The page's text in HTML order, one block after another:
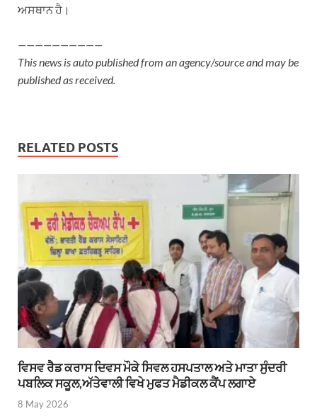
ਅਸਥਾਨ ਹੈ।
——————————
This news is auto published from an agency/source and may be
published as received.
RELATED POSTS
ਵਿਸਵ ਰੈਡ ਕਰਾਸ ਦਿਵਸ ਮੌਕੇ ਸਿਵਲ ਹਸਪਤਾਲ ਅਤੇ ਮਾਤਾ ਸੁੰਦਰੀ
ਪਬਲਿਕ ਸਕੂਲ,ਅੱਤੇਵਾਲੀ ਵਿਖੇ ਮੁਫਤ ਮੈਡੀਕਲ ਕੈਂਪ ਲਗਾਏ
8 May 2026